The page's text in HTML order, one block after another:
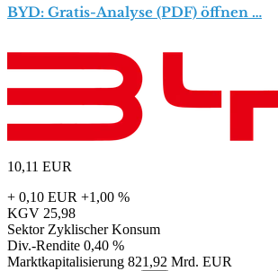
BYD: Gratis-Analyse (PDF) öffnen …
10,11 EUR
+ 0,10 EUR +1,00 %
KGV 25,98
Sektor Zyklischer Konsum
Div.-Rendite 0,40 %
Marktkapitalisierung 821,92 Mrd. EUR